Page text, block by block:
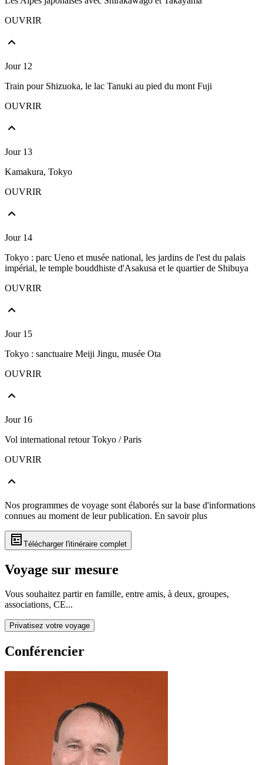
OUVRIR
Jour 12
Train pour Shizuoka, le lac Tanuki au pied du mont Fuji
OUVRIR
Jour 13
Kamakura, Tokyo
OUVRIR
Jour 14
Tokyo : parc Ueno et musée national, les jardins de l'est du palais
impérial, le temple bouddhiste d'Asakusa et le quartier de Shibuya
OUVRIR
Jour 15
Tokyo : sanctuaire Meiji Jingu, musée Ota
OUVRIR
Jour 16
Vol international retour Tokyo / Paris
OUVRIR
Nos programmes de voyage sont élaborés sur la base d'informations
connues au moment de leur publication. En savoir plus
Télécharger l'itinéraire complet
Voyage sur mesure
Vous souhaitez partir en famille, entre amis, à deux, groupes,
associations, CE...
Privatisez votre voyage
Conférencier